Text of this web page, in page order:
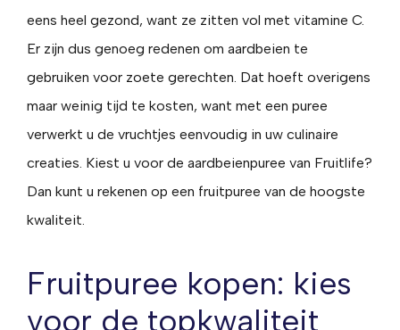
eens heel gezond, want ze zitten vol met vitamine C.
Er zijn dus genoeg redenen om aardbeien te
gebruiken voor zoete gerechten. Dat hoeft overigens
maar weinig tijd te kosten, want met een puree
verwerkt u de vruchtjes eenvoudig in uw culinaire
creaties. Kiest u voor de aardbeienpuree van Fruitlife?
Dan kunt u rekenen op een fruitpuree van de hoogste
kwaliteit.
Fruitpuree kopen: kies
voor de topkwaliteit